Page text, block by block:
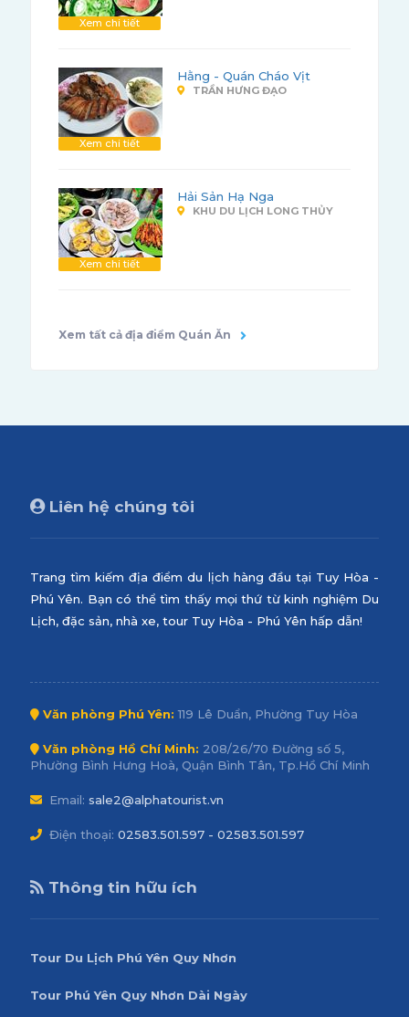
Xem chi tiết
Xem chi tiết
Hằng - Quán Cháo Vịt
TRẦN HƯNG ĐẠO
Xem chi tiết
Hải Sản Hạ Nga
KHU DU LỊCH LONG THỦY
Xem tất cả địa điểm Quán Ăn
Liên hệ chúng tôi
Trang tìm kiếm địa điểm du lịch hàng đầu tại Tuy Hòa -
Phú Yên. Bạn có thể tìm thấy mọi thứ từ kinh nghiệm Du
Lịch, đặc sản, nhà xe, tour Tuy Hòa - Phú Yên hấp dẫn!
Văn phòng Phú Yên: 119 Lê Duẩn, Phường Tuy Hòa
Văn phòng Hồ Chí Minh: 208/26/70 Đường số 5,
Phường Bình Hưng Hoà, Quận Bình Tân, Tp.Hồ Chí Minh
Email: sale2@alphatourist.vn
Điện thoại: 02583.501.597 - 02583.501.597
Thông tin hữu ích
Tour Du Lịch Phú Yên Quy Nhơn
Tour Phú Yên Quy Nhơn Dài Ngày